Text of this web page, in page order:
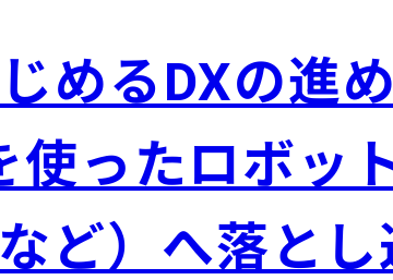
めるDXの進
ったロボッ
ど）へ落と